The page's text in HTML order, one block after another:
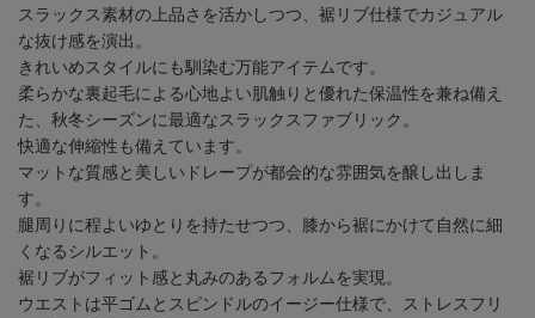
スラックス素材の上品さを活かしつつ、裾リブ仕様でカジュアル
な抜け感を演出。
きれいめスタイルにも馴染む万能アイテムです。
柔らかな裏起毛による心地よい肌触りと優れた保温性を兼ね備え
た、秋冬シーズンに最適なスラックスファブリック。
快適な伸縮性も備えています。
マットな質感と美しいドレープが都会的な雰囲気を醸し出しま
す。
腿周りに程よいゆとりを持たせつつ、膝から裾にかけて自然に細
くなるシルエット。
裾リブがフィット感と丸みのあるフォルムを実現。
ウエストは平ゴムとスピンドルのイージー仕様で、ストレスフリ